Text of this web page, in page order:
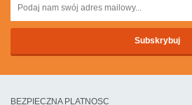
BEZPIECZNA PLATNOSC